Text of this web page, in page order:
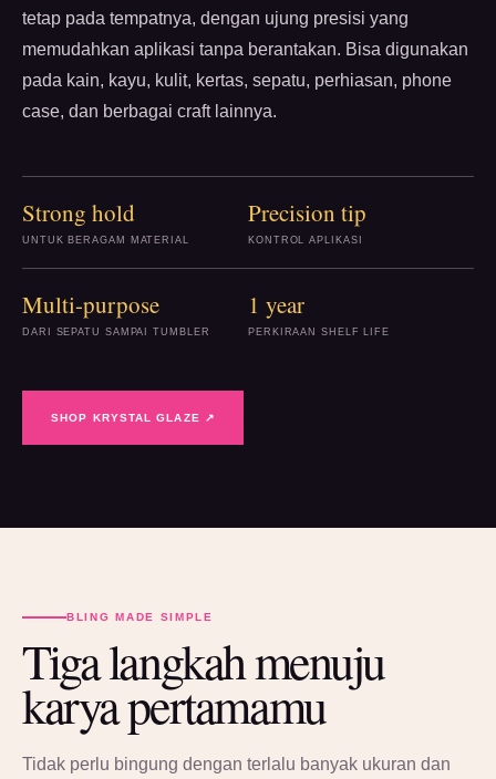
tetap pada tempatnya, dengan ujung presisi yang
memudahkan aplikasi tanpa berantakan. Bisa digunakan
pada kain, kayu, kulit, kertas, sepatu, perhiasan, phone
case, dan berbagai craft lainnya.
Strong hold
UNTUK BERAGAM MATERIAL
Precision tip
KONTROL APLIKASI
Multi-purpose
DARI SEPATU SAMPAI TUMBLER
1 year
PERKIRAAN SHELF LIFE
SHOP KRYSTAL GLAZE ↗
BLING MADE SIMPLE
Tiga langkah menuju
karya pertamamu
Tidak perlu bingung dengan terlalu banyak ukuran dan